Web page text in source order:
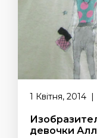
1 Квітня, 2014
девочки